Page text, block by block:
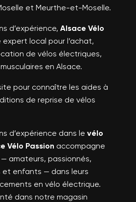
et Meurthe-et-Moselle.
d’expérience, Alsace Vélo
local pour l’achat,
de vélos électriques,
en Alsace.
pour connaître les aides à
de reprise de vélos
d’expérience dans le vélo
Vélo Passion accompagne
amateurs, passionnés,
et enfants — dans leurs
en vélo électrique.
dans notre magasin